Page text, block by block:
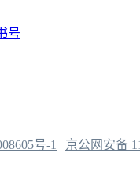
号-1 | 京公网安备